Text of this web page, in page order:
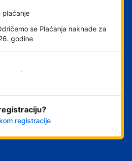
plaćanje
se Plaćanja naknade za
godine
odmah
registracije